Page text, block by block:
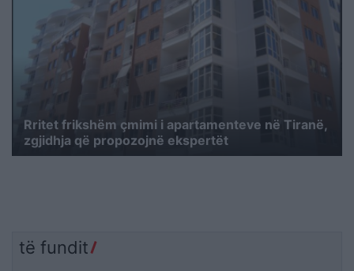
Rritet frikshëm çmimi i apartamenteve në Tiranë,
zgjidhja që propozojnë ekspertët
të fundit